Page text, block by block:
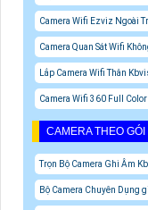
Camera Wifi Ezviz Ngoài
Camera Quan Sát Wifi
Lắp Camera Wifi Thân
Camera Wifi 360 Full Color
CAMERA THEO GÓI
Trọn Bộ Camera Ghi Âm
Bộ Camera Chuyên Dụng